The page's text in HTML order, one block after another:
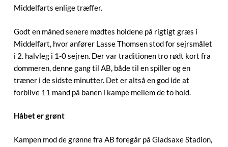
Middelfarts enlige træffer.
Godt en måned senere mødtes holdene på rigtigt græs i
Middelfart, hvor anfører Lasse Thomsen stod for sejrsmålet
i 2. halvleg i 1-0 sejren. Der var traditionen tro rødt kort fra
dommeren, denne gang til AB, både til en spiller og en
træner i de sidste minutter. Det er altså en god ide at
forblive 11 mand på banen i kampe mellem de to hold.
Håbet er grønt
Kampen mod de grønne fra AB foregår på Gladsaxe Stadion,